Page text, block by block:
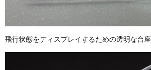
飛行状態をディスプレイするための透明な台